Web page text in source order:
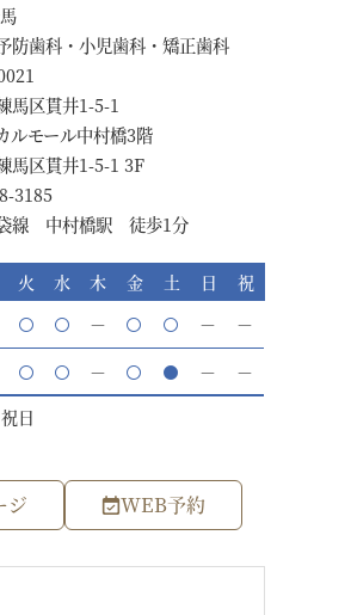
防歯科・小児歯科・矯正歯科
馬区貫井1-5-1
ルモール中村橋3階
馬区貫井1-5-1 3F
3185
線 中村橋駅 徒歩1分
日
火 水 木 金 土 日
祝
－ －
－
－ － －
ジ WEB予約